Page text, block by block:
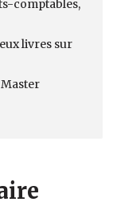
comptables,
livres sur